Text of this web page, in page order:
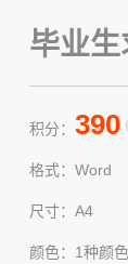
毕业
积分： 390
格式：Word
尺寸：A4
颜色：1种颜色